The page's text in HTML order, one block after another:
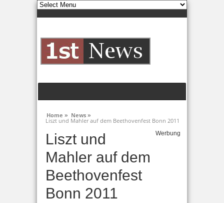
Home » News »
Liszt und Mahler auf dem Beethovenfest Bonn 2011
Liszt und
Mahler auf dem
Beethovenfest
Bonn 2011
Werbung